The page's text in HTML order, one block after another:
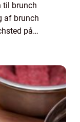
til brunch
af brunch
på